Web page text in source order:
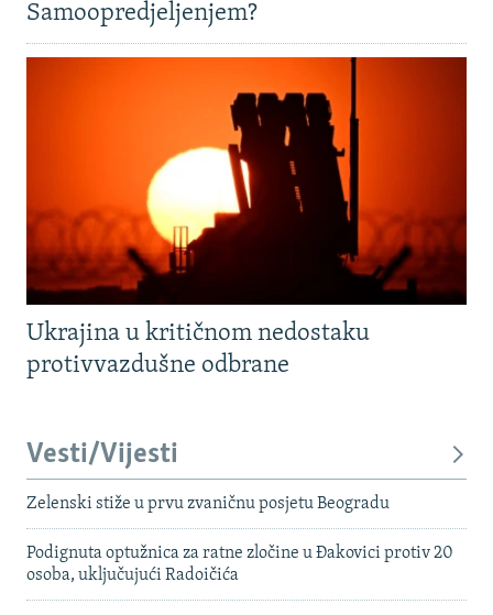
Samoopredjeljenjem?
Ukrajina u kritičnom nedostaku
protivvazdušne odbrane
Vesti/Vijesti
Zelenski stiže u prvu zvaničnu posjetu Beogradu
Podignuta optužnica za ratne zločine u Đakovici protiv 20
osoba, uključujući Radoičića